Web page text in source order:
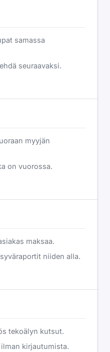
samassa
seuraavaksi.
myyjän
on vuorossa.
maksaa.
niiden alla.
tekoälyn kutsut.
kirjautumista.